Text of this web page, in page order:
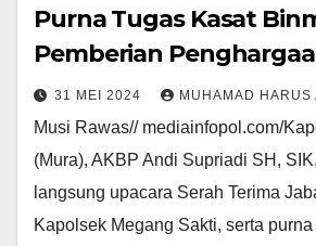
Purna Tugas Kasat
Pemberian
31 MEI 2024 MUHAMAD HARUS
Musi Rawas// mediainfopol.com/
(Mura), AKBP Andi Supriadi SH,
langsung upacara Serah Terima
Kapolsek Megang Sakti, serta